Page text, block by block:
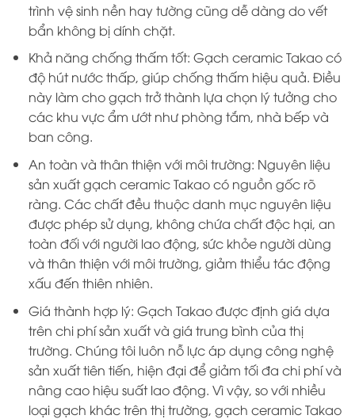
trình vệ sinh nền hay tường cũng dễ dàng do vết
bẩn không bị dính chặt.
Khả năng chống thấm tốt: Gạch ceramic Takao có
độ hút nước thấp, giúp chống thấm hiệu quả. Điều
này làm cho gạch trở thành lựa chọn lý tưởng cho
các khu vực ẩm ướt như phòng tắm, nhà bếp và
ban công.
An toàn và thân thiện với môi trường: Nguyên liệu
sản xuất gạch ceramic Takao có nguồn gốc rõ
ràng. Các chất đều thuộc danh mục nguyên liệu
được phép sử dụng, không chứa chất độc hại, an
toàn đối với người lao động, sức khỏe người dùng
và thân thiện với môi trường, giảm thiểu tác động
xấu đến thiên nhiên.
Giá thành hợp lý: Gạch Takao được định giá dựa
trên chi phí sản xuất và giá trung bình của thị
trường. Chúng tôi luôn nỗ lực áp dụng công nghệ
sản xuất tiên tiến, hiện đại để giảm tối đa chi phí và
nâng cao hiệu suất lao động. Vì vậy, so với nhiều
loại gạch khác trên thị trường, gạch ceramic Takao